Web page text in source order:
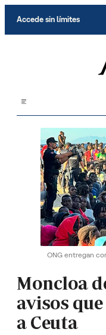
Accede sin límites
ONG entregan
Moncloa
avisos
a Ceuta